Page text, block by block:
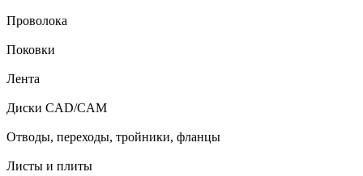
Проволока
Поковки
Лента
Диски CAD/CAM
Отводы, переходы, тройники, фланцы
Листы и плиты